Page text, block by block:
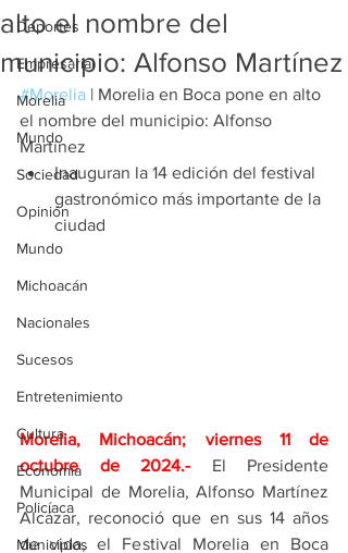
Deportes
Empresarial
Morelia
Mundo
Sociedad
Opinión
Mundo
Michoacán
Nacionales
Sucesos
Entretenimiento
Cultura
Economía
Policíaca
Municipios
alto el nombre del
municipio: Alfonso Martínez
#Morelia | Morelia en Boca pone en alto
el nombre del municipio: Alfonso
Martínez
Inauguran la 14 edición del festival
gastronómico más importante de la
ciudad
Morelia, Michoacán; viernes 11 de
octubre de 2024.- El Presidente
Municipal de Morelia, Alfonso Martínez
Alcázar, reconoció que en sus 14 años
de vida, el Festival Morelia en Boca